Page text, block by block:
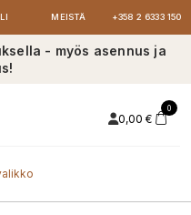
MEISTÄ +358 2 6333 150
- myös asennus ja
0,00 €
0